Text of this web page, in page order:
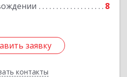
8
заявку
контакты
Подробнее
заявку
Назад